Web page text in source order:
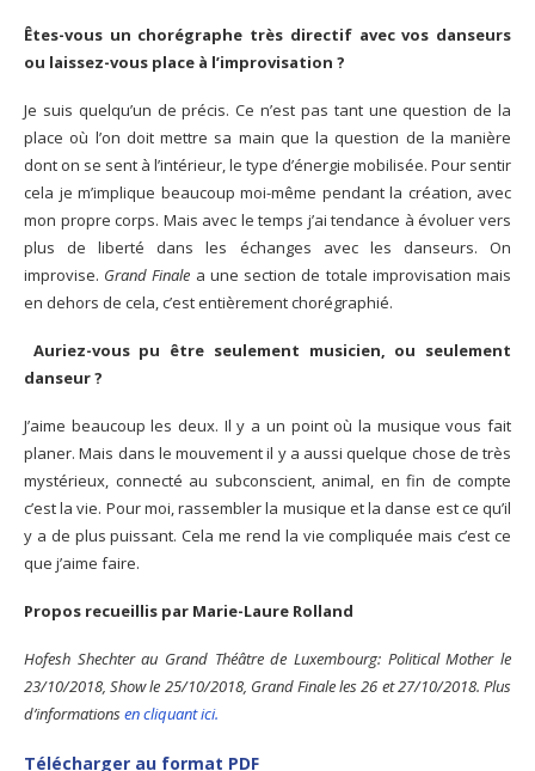
Êtes-vous un chorégraphe très directif avec vos danseurs
ou laissez-vous place à l’improvisation ?
Je suis quelqu’un de précis. Ce n’est pas tant une question de la
place où l’on doit mettre sa main que la question de la manière
dont on se sent à l’intérieur, le type d’énergie mobilisée. Pour sentir
cela je m’implique beaucoup moi-même pendant la création, avec
mon propre corps. Mais avec le temps j’ai tendance à évoluer vers
plus de liberté dans les échanges avec les danseurs. On
improvise. Grand Finale a une section de totale improvisation mais
en dehors de cela, c’est entièrement chorégraphié.
Auriez-vous pu être seulement musicien, ou seulement
danseur ?
J’aime beaucoup les deux. Il y a un point où la musique vous fait
planer. Mais dans le mouvement il y a aussi quelque chose de très
mystérieux, connecté au subconscient, animal, en fin de compte
c’est la vie. Pour moi, rassembler la musique et la danse est ce qu’il
y a de plus puissant. Cela me rend la vie compliquée mais c’est ce
que j’aime faire.
Propos recueillis par Marie-Laure Rolland
Hofesh Shechter au Grand Théâtre de Luxembourg: Political Mother le
23/10/2018, Show le 25/10/2018, Grand Finale les 26 et 27/10/2018. Plus
d’informationsen cliquant ici.
Télécharger au format PDF